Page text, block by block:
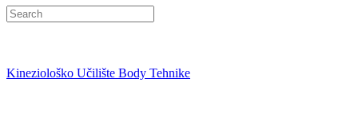
Search
for:
Kineziološko Učilište Body Tehnike